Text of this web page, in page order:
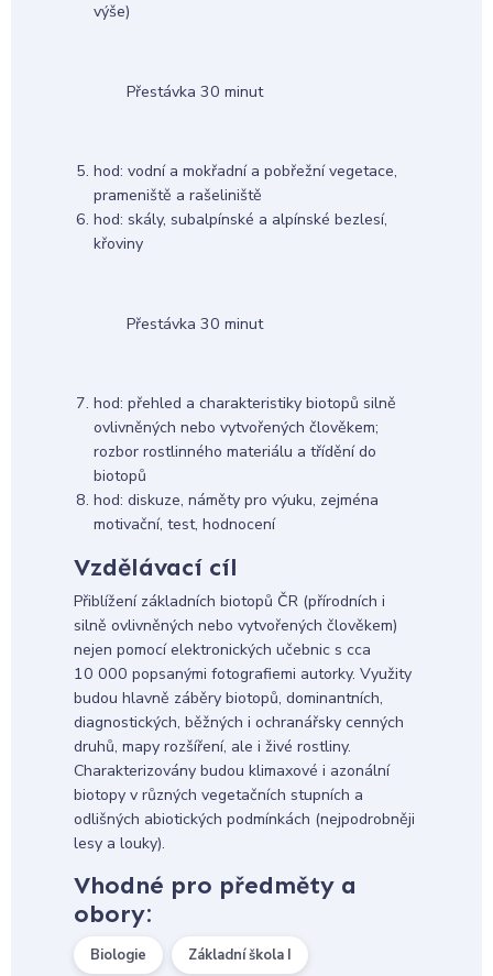
výše)
Přestávka 30 minut
hod: vodní a mokřadní a pobřežní vegetace,
prameniště a rašeliniště
hod: skály, subalpínské a alpínské bezlesí,
křoviny
Přestávka 30 minut
hod: přehled a charakteristiky biotopů silně
ovlivněných nebo vytvořených člověkem;
rozbor rostlinného materiálu a třídění do
biotopů
hod: diskuze, náměty pro výuku, zejména
motivační, test, hodnocení
Vzdělávací cíl
Přiblížení základních biotopů ČR (přírodních i
silně ovlivněných nebo vytvořených člověkem)
nejen pomocí elektronických učebnic s cca
10 000 popsanými fotografiemi autorky. Využity
budou hlavně záběry biotopů, dominantních,
diagnostických, běžných i ochranářsky cenných
druhů, mapy rozšíření, ale i živé rostliny.
Charakterizovány budou klimaxové i azonální
biotopy v různých vegetačních stupních a
odlišných abiotických podmínkách (nejpodrobněji
lesy a louky).
Vhodné pro předměty a
obory:
Biologie Základní škola I